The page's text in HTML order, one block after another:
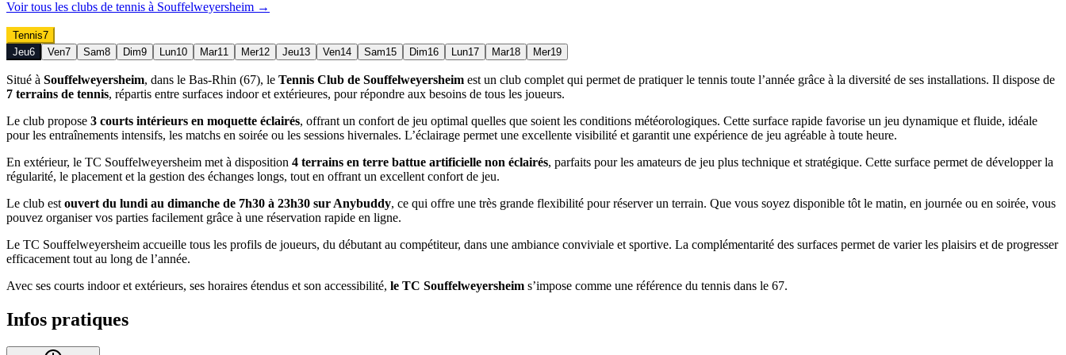
Voir tous les clubs de tennis à Souffelweyersheim →
Tennis7
Jeu6 Ven7 Sam8 Dim9 Lun10 Mar11 Mer12 Jeu13 Ven14 Sam15 Dim16 Lun17 Mar18 Mer19
Situé à Souffelweyersheim, dans le Bas-Rhin (67), le Tennis Club de Souffelweyersheim est un club complet qui permet de pratiquer le tennis toute l’année grâce à la diversité de ses installations. Il dispose de
7 terrains de tennis, répartis entre surfaces indoor et extérieures, pour répondre aux besoins de tous les joueurs.
Le club propose 3 courts intérieurs en moquette éclairés, offrant un confort de jeu optimal quelles que soient les conditions météorologiques. Cette surface rapide favorise un jeu dynamique et fluide, idéale
pour les entraînements intensifs, les matchs en soirée ou les sessions hivernales. L’éclairage permet une excellente visibilité et garantit une expérience de jeu agréable à toute heure.
En extérieur, le TC Souffelweyersheim met à disposition 4 terrains en terre battue artificielle non éclairés, parfaits pour les amateurs de jeu plus technique et stratégique. Cette surface permet de développer la
régularité, le placement et la gestion des échanges longs, tout en offrant un excellent confort de jeu.
Le club est ouvert du lundi au dimanche de 7h30 à 23h30 sur Anybuddy, ce qui offre une très grande flexibilité pour réserver un terrain. Que vous soyez disponible tôt le matin, en journée ou en soirée, vous
pouvez organiser vos parties facilement grâce à une réservation rapide en ligne.
Le TC Souffelweyersheim accueille tous les profils de joueurs, du débutant au compétiteur, dans une ambiance conviviale et sportive. La complémentarité des surfaces permet de varier les plaisirs et de progresser
efficacement tout au long de l’année.
Avec ses courts indoor et extérieurs, ses horaires étendus et son accessibilité, le TC Souffelweyersheim s’impose comme une référence du tennis dans le 67.
Infos pratiques